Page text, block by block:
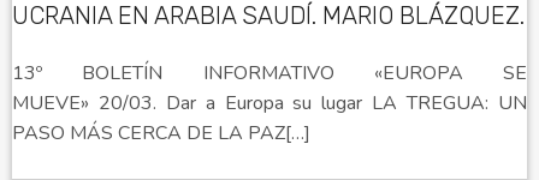
UCRANIA EN ARABIA SAUDÍ. MARIO BLÁZQUEZ.
13º BOLETÍN INFORMATIVO «EUROPA SE
MUEVE» 20/03. Dar a Europa su lugar LA TREGUA: UN
PASO MÁS CERCA DE LA PAZ[…]